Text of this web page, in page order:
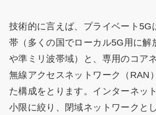
技術的に言えば、プライベート5G
帯（多くの国でローカル5G用に解
や準ミリ波帯域）と、専用のコア
無線アクセスネットワーク（RAN
た構成をとります。インターネッ
小限に絞り、閉域ネットワークと